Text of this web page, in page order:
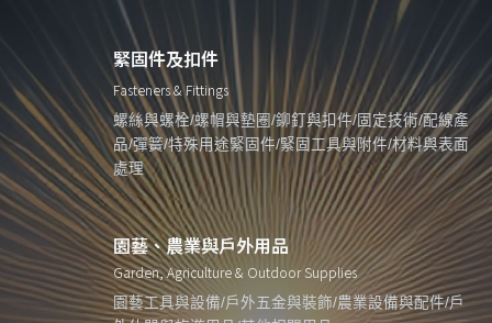
緊固件及扣件
Fasteners & Fittings
螺絲與螺栓/螺帽與墊圈/鉚釘與扣件/固定技術/配線產
品/彈簧/特殊用途緊固件/緊固工具與附件/材料與表面
處理
園藝、農業與戶外用品
Garden, Agriculture & Outdoor Supplies
園藝工具與設備/戶外五金與裝飾/農業設備與配件/戶